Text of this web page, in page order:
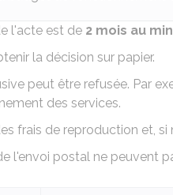
l'acte est de 2 mois au
la décision sur papier.
peut être refusée. Par
des services.
frais de reproduction et,
l'envoi postal ne peuvent